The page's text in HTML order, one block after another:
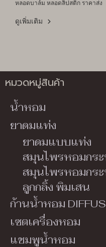
หลอดบาล์ม หลอดลิปสติก ราคาส่ง
ดูเพิ่มเติม
หมวดหมู่สินค้า
น้ำหอม
ยาดมแท่ง
ยาดมแบบแท่ง
สมุนไพรหอมกร
สมุนไพรหอมกร
ลูกกลิ้ง พิมเสน
ก้านน้ำหอม
เซตเครื่องหอม
แชมพูน้ำหอม